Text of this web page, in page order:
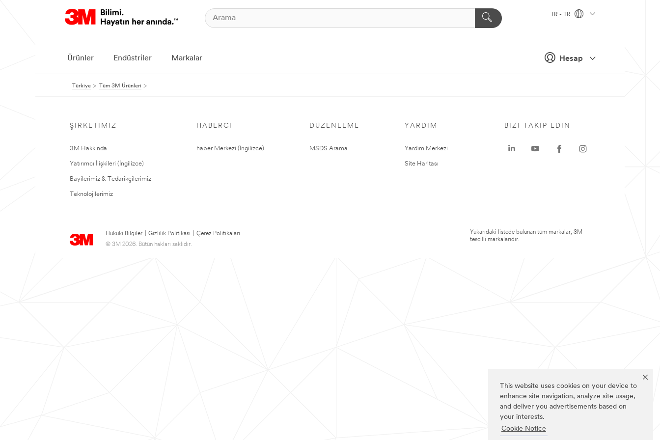
This website uses cookies on your device to
enhance site navigation, analyze site usage,
and deliver you advertisements based on
your interests.
Cookie Notice
Hesap
TR - TR
Ürünler Endüstriler Markalar
Türkiye Tüm 3M Ürünleri
ŞIRKETIMIZ
3M Hakkında
Yatırımcı İlişkileri (İngilizce)
Bayilerimiz & Tedarikçilerimiz
Teknolojilerimiz
HABERCI
haber Merkezi (İngilizce)
DÜZENLEME
MSDS Arama
YARDIM
Yardım Merkezi
Site Haritası
Hukuki Bilgiler Gizlilik Politikası
Çerez Politikaları
© 3M 2026. Bütün hakları saklıdır.
BIZI TAKIP EDIN
Yukarıdaki listede bulunan tüm markalar, 3M
tescilli markalarıdır.